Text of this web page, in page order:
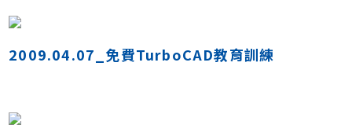
2009.04.07_免費TurboCAD教育訓練